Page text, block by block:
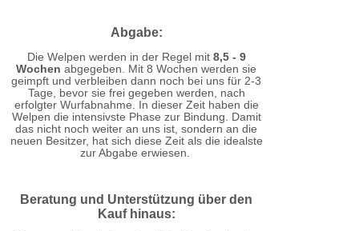
Abgabe:
Die Welpen werden in der Regel mit8,5 - 9
Wochen abgegeben. Mit 8 Wochen werden sie
geimpft und verbleiben dann noch bei uns für 2-3
Tage, bevor sie frei gegeben werden, nach
erfolgter Wurfabnahme. In dieser Zeit haben die
Welpen die intensivste Phase zur Bindung. Damit
das nicht noch weiter an uns ist, sondern an die
neuen Besitzer, hat sich diese Zeit als die idealste
zur Abgabe erwiesen.
Beratung und Unterstützung über den
Kauf hinaus: